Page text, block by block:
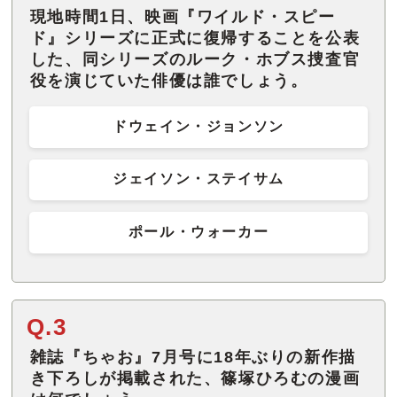
現地時間1日、映画『ワイルド・スピー
ド』シリーズに正式に復帰することを公表
した、同シリーズのルーク・ホブス捜査官
役を演じていた俳優は誰でしょう。
ドウェイン・ジョンソン
ジェイソン・ステイサム
ポール・ウォーカー
Q.3
雑誌『ちゃお』7月号に18年ぶりの新作描
き下ろしが掲載された、篠塚ひろむの漫画